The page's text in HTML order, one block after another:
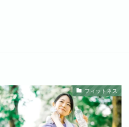
フィットネス